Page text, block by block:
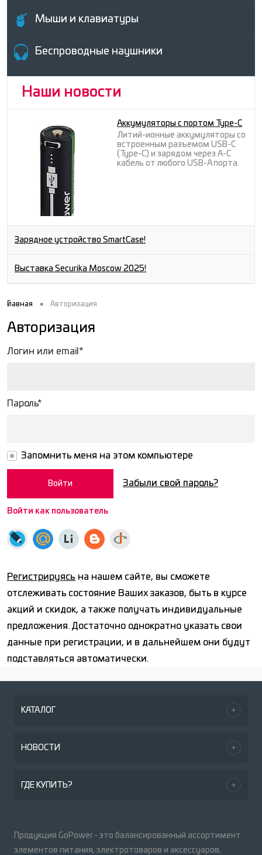
Мыши и клавиатуры
Беcпроводные наушники
Наши новости
Аккумуляторы с портом Type-C
Литий-ионные аккумуляторы со
встроенным разъемом USB-C
(Type-C) и зарядом через A-C
кабель от любого USB-A порта.
Зарядное устройство SmartCase!
Выставка Securika Moscow 2025!
Главная • Авторизация
Авторизация
Логин или email*
Пароль*
Запомнить меня на этом компьютере
Забыли свой пароль?
Войти как пользователь
Регистрируясь на нашем сайте, вы сможете
отслеживать состояние Ваших заказов, быть в курсе
акций и скидок, а также получать индивидуальные
предложения. Достаточно однократно указать свои
данные при регистрации, и в дальнейшем они будут
подставляться автоматически.
КАТАЛОГ
НОВОСТИ
ГДЕ КУПИТЬ?
Продукция GoPower - это балансированный ассортимент
элементов питания, электротоваров и аксессуаров,